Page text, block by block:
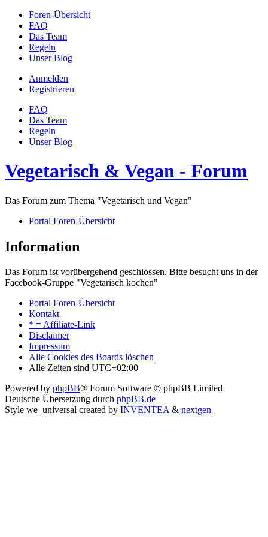
Foren-Übersicht
FAQ
Das Team
Regeln
Unser Blog
Anmelden
Registrieren
FAQ
Das Team
Regeln
Unser Blog
Vegetarisch & Vegan - Forum
Das Forum zum Thema "Vegetarisch und Vegan"
Portal Foren-Übersicht
Information
Das Forum ist vorübergehend geschlossen. Bitte besucht uns in der
Facebook-Gruppe "Vegetarisch kochen"
Portal Foren-Übersicht
Kontakt
* = Affiliate-Link
Disclaimer
Impressum
Alle Cookies des Boards löschen
Alle Zeiten sind UTC+02:00
Powered by phpBB® Forum Software © phpBB Limited
Deutsche Übersetzung durch phpBB.de
Style we_universal created by INVENTEA & nextgen